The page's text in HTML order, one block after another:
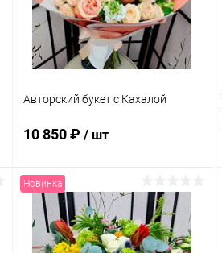
Авторский букет с Кахалой
10 850 ₽ / шт
В корзину
Купить в 1 клик Сравнение
Новинка